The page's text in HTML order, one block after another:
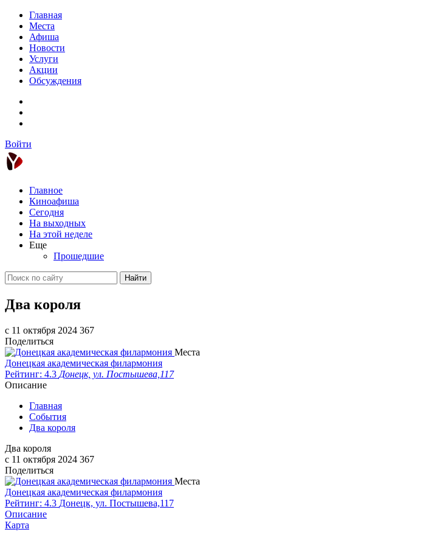
Главная
Места
Афиша
Новости
Услуги
Акции
Обсуждения
Войти
Главное
Киноафиша
Сегодня
На выходных
На этой неделе
Еще
Прошедшие
Найти
Два короля
c 11 октября 2024 367
Поделиться
Места
Донецкая академическая филармония
Рейтинг: 4.3 Донецк, ул. Постышева,117
Описание
Главная
События
Два короля
Два короля
c 11 октября 2024 367
Поделиться
Места
Донецкая академическая филармония
Рейтинг: 4.3 Донецк, ул. Постышева,117
Описание
Карта